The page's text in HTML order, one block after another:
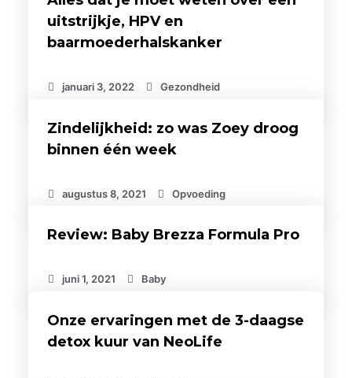
uitstrijkje, HPV en
baarmoederhalskanker
januari 3, 2022 Gezondheid
Zindelijkheid: zo was Zoey droog
binnen één week
augustus 8, 2021 Opvoeding
Review: Baby Brezza Formula Pro
juni 1, 2021 Baby
Onze ervaringen met de 3-daagse
detox kuur van NeoLife